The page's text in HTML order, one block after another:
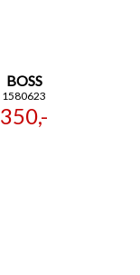
BOSS
1580623
350,-